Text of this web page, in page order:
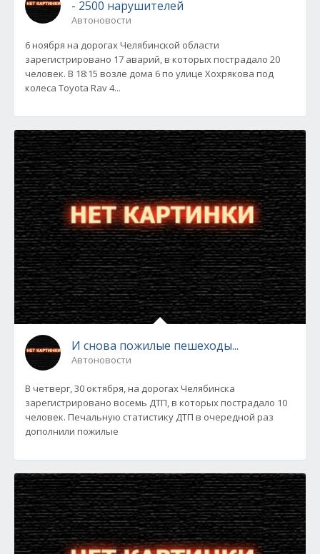
- 2500 нарушителей
Автоновости
6 ноября на дорогах Челябинской области
зарегистрировано 17 аварий, в которых пострадало 20
человек. В 18:15 возле дома 6 по улице Хохрякова под
колеса Toyota Rav 4...
И снова пожилые пешеходы...
Автоновости
В четверг, 30 октября, на дорогах Челябинска
зарегистрировано восемь ДТП, в которых пострадало 10
человек. Печальную статистику ДТП в очередной раз
дополнили пожилые